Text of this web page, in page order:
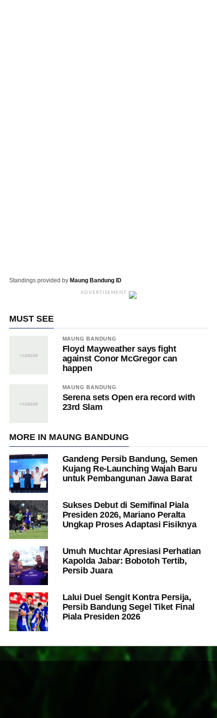
Standings provided by Maung Bandung ID
ADVERTISEMENT
MUST SEE
MAUNG BANDUNG
Floyd Mayweather says fight
against Conor McGregor can
happen
MAUNG BANDUNG
Serena sets Open era record with
23rd Slam
MORE IN MAUNG BANDUNG
Gandeng Persib Bandung, Semen
Kujang Re-Launching Wajah Baru
untuk Pembangunan Jawa Barat
Sukses Debut di Semifinal Piala
Presiden 2026, Mariano Peralta
Ungkap Proses Adaptasi Fisiknya
Umuh Muchtar Apresiasi Perhatian
Kapolda Jabar: Bobotoh Tertib,
Persib Juara
Lalui Duel Sengit Kontra Persija,
Persib Bandung Segel Tiket Final
Piala Presiden 2026